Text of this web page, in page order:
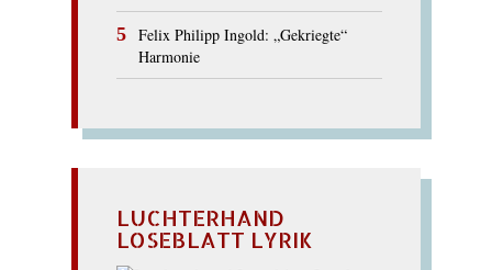
Felix Philipp Ingold: „Gekriegte“
Harmonie
LUCHTERHAND
LOSEBLATT LYRIK